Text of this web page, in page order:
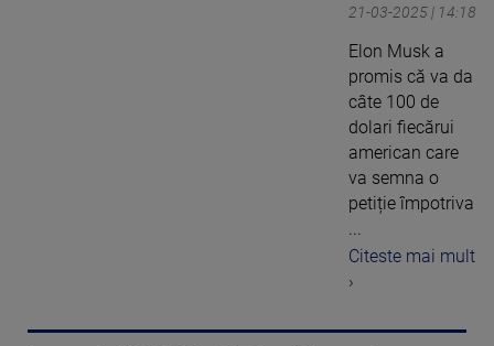
21-03-2025 | 14:18
Elon Musk a
promis că va da
câte 100 de
dolari fiecărui
american care
va semna o
petiție împotriva
...
Citeste mai mult
›